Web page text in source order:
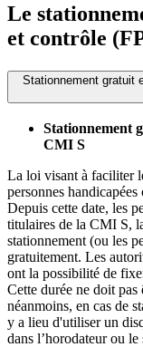
Le
et contrôle
Stationnement gratuit
Stationnement
CMI S
La loi visant à faciliter
personnes
Depuis cette date, les
titulaires de la CMI S,
stationnement (ou les
gratuitement. Les
ont la possibilité de
Cette durée ne doit pas
néanmoins, en cas de
y a lieu d'utiliser un
dans l’horodateur ou